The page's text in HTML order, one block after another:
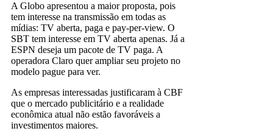
A Globo apresentou a maior proposta, pois
tem interesse na transmissão em todas as
mídias: TV aberta, paga e pay-per-view. O
SBT tem interesse em TV aberta apenas. Já a
ESPN deseja um pacote de TV paga. A
operadora Claro quer ampliar seu projeto no
modelo pague para ver.
As empresas interessadas justificaram à CBF
que o mercado publicitário e a realidade
econômica atual não estão favoráveis a
investimentos maiores.